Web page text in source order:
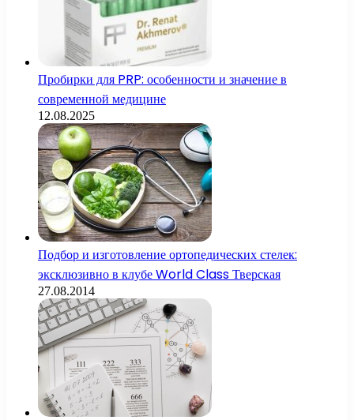
Пробирки для PRP: особенности и значение в
современной медицине
12.08.2025
Подбор и изготовление ортопедических стелек:
эксклюзивно в клубе World Class Тверская
27.08.2014